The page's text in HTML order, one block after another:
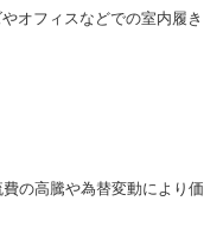
オフィスなどでの室内履き
の高騰や為替変動により価